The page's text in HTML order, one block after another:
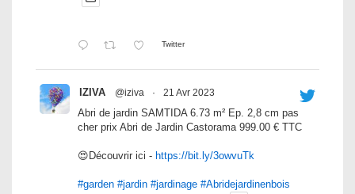
Twitter
IZIVA @iziva · 21 Avr 2023
Abri de jardin SAMTIDA 6.73 m² Ep. 2,8 cm pas
cher prix Abri de Jardin Castorama 999.00 € TTC
😍Découvrir ici - https://bit.ly/3owvuTk
#garden #jardin #jardinage #Abridejardinenbois